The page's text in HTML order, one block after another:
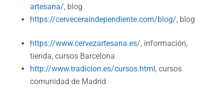
artesana/, blog
https://cerveceraindependiente.com/blog/, blog
https://www.cervezartesana.es/, información,
tienda, cursos Barcelona
http://www.tradicion.es/cursos.html, cursos
comunidad de Madrid